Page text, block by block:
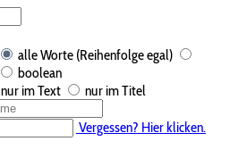
alle Worte (Reihenfolge egal)
boolean
nur im Text
nur im Titel
Vergessen? Hier klicken.